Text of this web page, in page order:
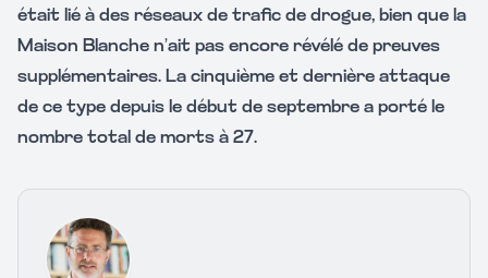
était lié à des réseaux de trafic de drogue, bien que la
Maison Blanche n’ait pas encore révélé de preuves
supplémentaires. La cinquième et dernière attaque
de ce type depuis le début de septembre a porté le
nombre total de morts à 27.